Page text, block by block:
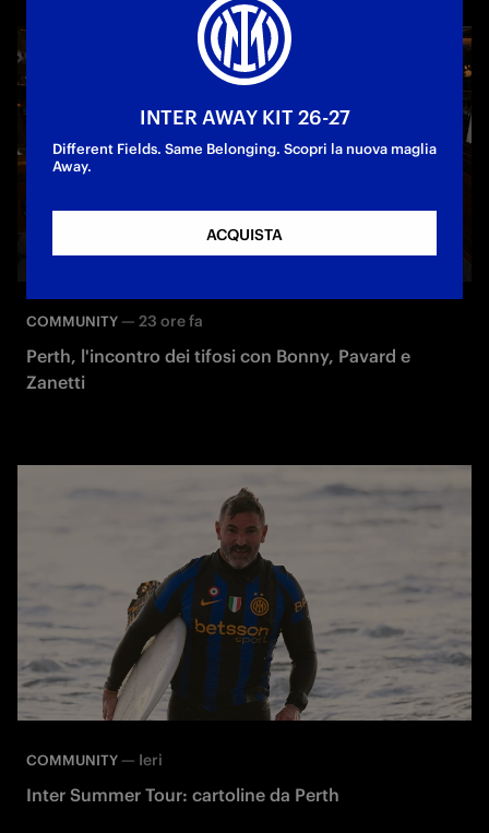
COMMUNITY — 23 ore fa
Perth, l'incontro dei tifosi con Bonny, Pavard e
Zanetti
COMMUNITY — Ieri
Inter Summer Tour: cartoline da Perth
INTER AWAY KIT 26-27
Different Fields. Same Belonging. Scopri la nuova maglia
Away.
ACQUISTA